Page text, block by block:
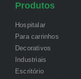
Produtos
Hospitalar
Para carrinhos
Decorativos
Industriais
Escritório